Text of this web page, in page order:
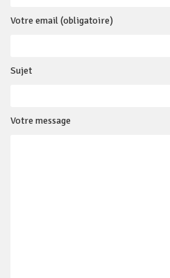
Votre email (obligatoire)
Sujet
Votre message